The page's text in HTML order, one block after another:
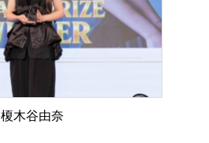
榎木谷由奈